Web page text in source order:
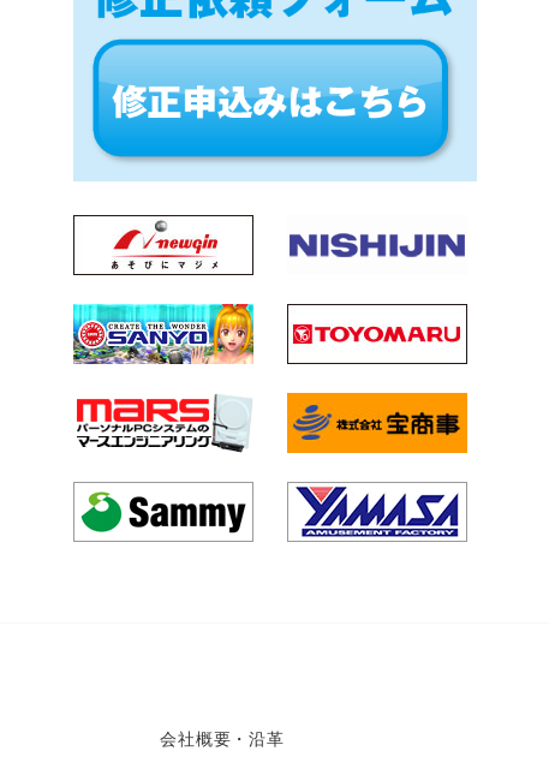
会社概要・沿革